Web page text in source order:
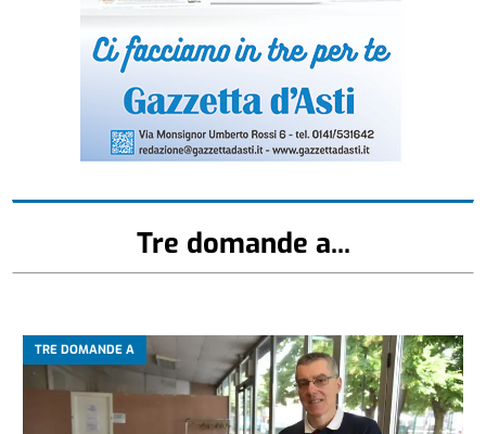
Tre domande a...
TRE DOMANDE A